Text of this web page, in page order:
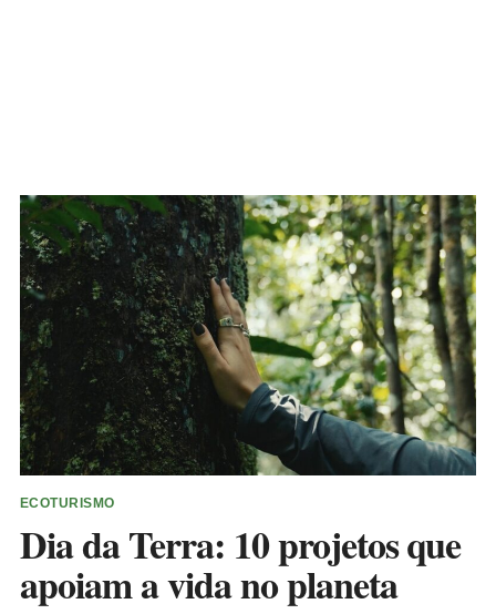
ECOTURISMO
Dia da Terra: 10 projetos que
apoiam a vida no planeta